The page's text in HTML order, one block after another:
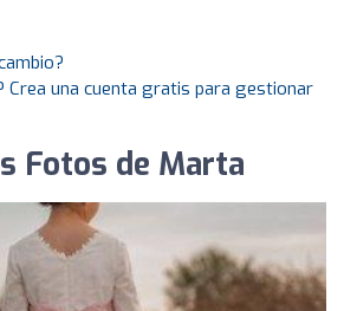
Crea una cuenta gratis para gestionar
Fotos de Marta